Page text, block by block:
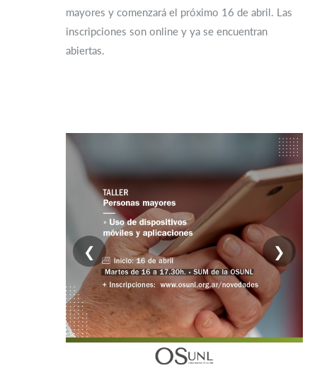
mayores y comenzará el próximo 16 de abril. Las
inscripciones son online y ya se encuentran
abiertas.
❮ ❯